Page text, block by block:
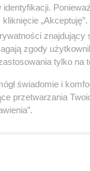
MAPIE
znajdujący
zgody
tylko na
świadomie i
przetwarzania